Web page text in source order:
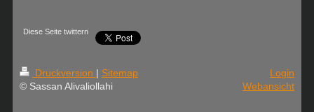
Diese Seite twittern
Druckversion | Sitemap
© Sassan Alivaliollahi
Login
Webansicht